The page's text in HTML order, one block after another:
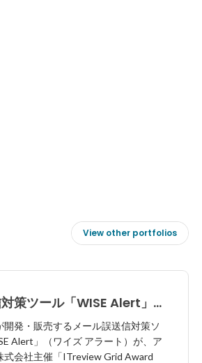
View other portfolios
策ツール「WISE Alert」、
Award 2026 Winter で最
」を受賞
開発・販売するメール誤送信対策ソ
Alert」（ワイズ アラート）が、ア
式会社主催「ITreview Grid Award